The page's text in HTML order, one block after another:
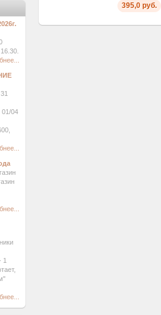
395,0 руб.
01/04
1